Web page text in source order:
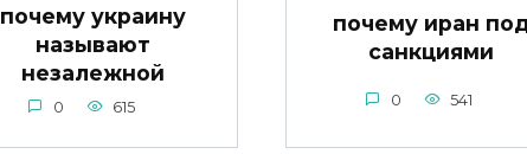
почему украину
называют
незалежной
0 615
почему иран
санкциями
0 541